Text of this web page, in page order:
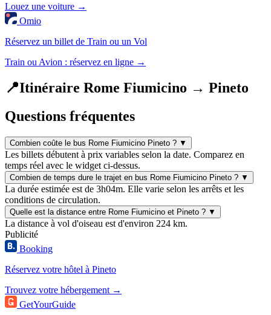
Louez une voiture →
Omio
Réservez un billet de Train ou un Vol
Train ou Avion : réservez en ligne →
📍Itinéraire Rome Fiumicino → Pineto
Questions fréquentes
Combien coûte le bus Rome Fiumicino Pineto ? ▼
Les billets débutent à prix variables selon la date. Comparez en
temps réel avec le widget ci-dessus.
Combien de temps dure le trajet en bus Rome Fiumicino Pineto ? ▼
La durée estimée est de 3h04m. Elle varie selon les arrêts et les
conditions de circulation.
Quelle est la distance entre Rome Fiumicino et Pineto ? ▼
La distance à vol d'oiseau est d'environ 224 km.
Publicité
Booking
Réservez votre hôtel à Pineto
Trouvez votre hébergement →
GetYourGuide